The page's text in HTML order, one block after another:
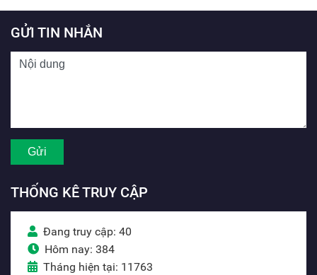
GỬI TIN NHẮN
THỐNG KÊ TRUY CẬP
Đang truy cập: 40
Hôm nay: 384
Tháng hiện tại: 11763